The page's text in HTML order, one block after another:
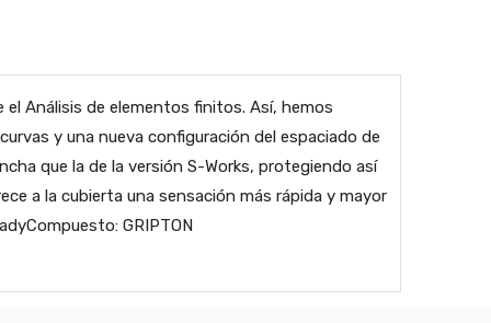
Análisis de elementos finitos. Así, hemos
y una nueva configuración del espaciado de
que la de la versión S-Works, protegiendo así
a la cubierta una sensación más rápida y mayor
GRIPTON